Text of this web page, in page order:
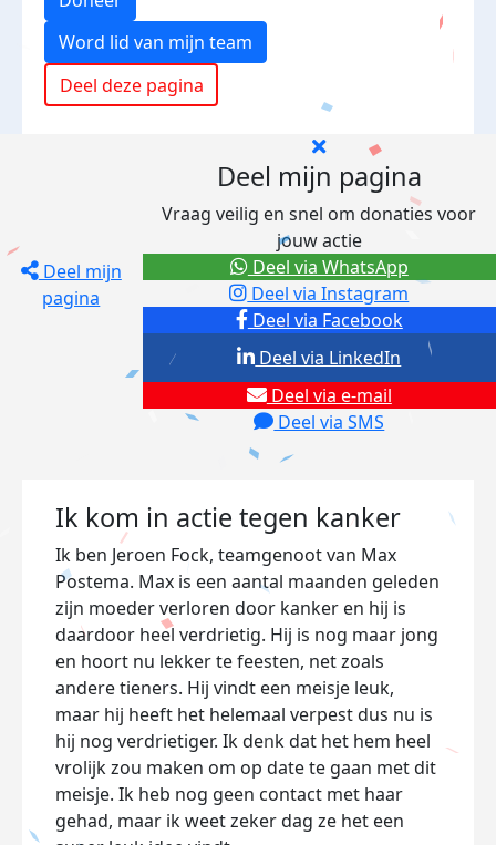
Word lid van mijn team
Deel deze pagina
Deel mijn
pagina
Deel mijn pagina
Vraag veilig en snel om donaties voor
jouw actie
Deel via Facebook
Deel via Instagram
Deel via e-mail
Deel via SMS
Deel via LinkedIn
Deel via WhatsApp
Ik kom in actie tegen kanker
Ik ben Jeroen Fock, teamgenoot van Max
Postema. Max is een aantal maanden geleden
zijn moeder verloren door kanker en hij is
daardoor heel verdrietig. Hij is nog maar jong
en hoort nu lekker te feesten, net zoals
andere tieners. Hij vindt een meisje leuk,
maar hij heeft het helemaal verpest dus nu is
hij nog verdrietiger. Ik denk dat het hem heel
vrolijk zou maken om op date te gaan met dit
meisje. Ik heb nog geen contact met haar
gehad, maar ik weet zeker dag ze het een